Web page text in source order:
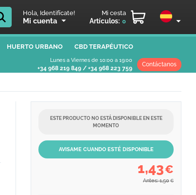
Hola, Identifícate!
Mi cuenta
Mi cesta
Artículos: 0
HUERTO URBANO CBD TERAPÉUTICO
Lunes a Viernes de 10:00 a 19:00
+34 968 219 849 / +34 968 223 759
Contáctanos
ESTE PRODUCTO NO ESTÁ DISPONIBLE EN ESTE
MOMENTO
AVISAME CUANDO ESTÉ DISPONIBLE
1,43€
Antes: 1,50 €